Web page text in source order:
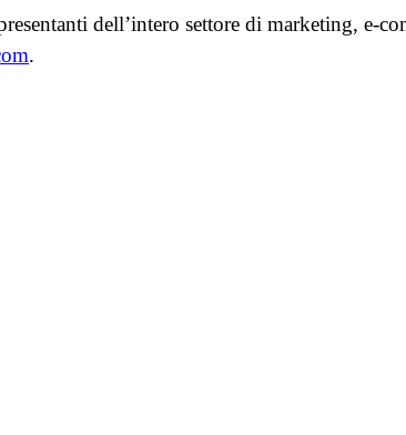
dell’intero settore di marketing, e-
.